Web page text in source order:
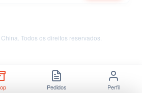
Pedidos Perfil
Todos os direitos reservados.